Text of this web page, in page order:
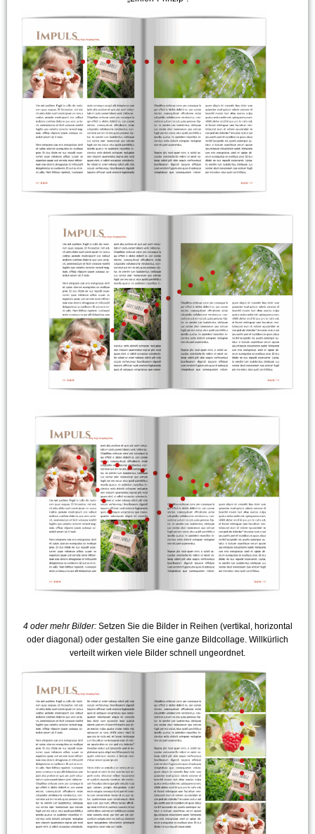
4 oder mehr Bilder:Setzen Sie die Bilder in Reihen (vertikal, horizontal
oder diagonal) oder gestalten Sie eine ganze Bildcollage. Willkürlich
verteilt wirken viele Bilder schnell ungeordnet.